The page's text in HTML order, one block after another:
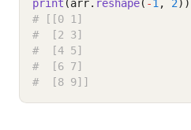
print (arr. reshape( -1 , 2))
# [[0 1]
#  [2 3]
#  [4 5]
#  [6 7]
#  [8 9]]